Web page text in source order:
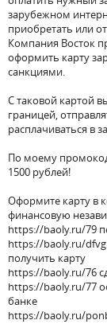
зарубежном
приобретать или
Компания Восток
оформить карту
санкциями.
С таковой картой
границей,
расплачиваться в
По моему
1500 рублей!
Оформите карту в
финансовую
https://baoly.ru/79
https://baoly.ru/dfvg
получить карту
https://baoly.ru/76
https://baoly.ru/77
банке
https://baoly.ru/